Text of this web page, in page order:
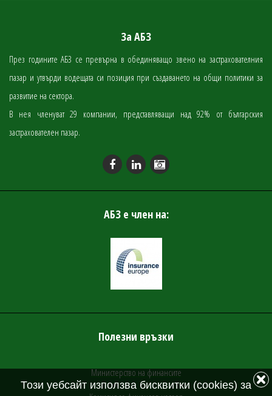
За АБЗ
През годините АБЗ се превърна в обединяващо звено на застрахователния
пазар и утвърди водещата си позиция при създаването на общи политики за
развитие на сектора.
В нея членуват 29 компании, представляващи над 92% от българския
застрахователен пазар.
АБЗ е член на:
Полезни връзки
Министерство на финансите
Този уебсайт използва бисквитки (cookies) за